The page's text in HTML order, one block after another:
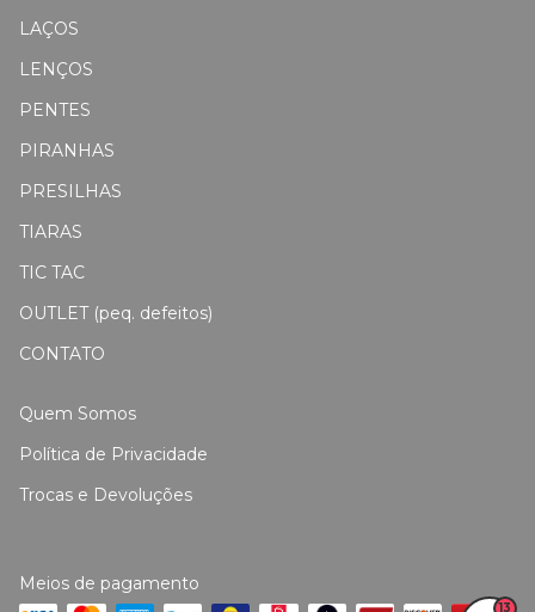
LAÇOS
LENÇOS
PENTES
PIRANHAS
PRESILHAS
TIARAS
TIC TAC
OUTLET (peq. defeitos)
CONTATO
Quem Somos
Política de Privacidade
Trocas e Devoluções
Meios de pagamento
13